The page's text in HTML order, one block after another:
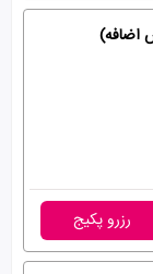
اضافه)
رزرو پکیج